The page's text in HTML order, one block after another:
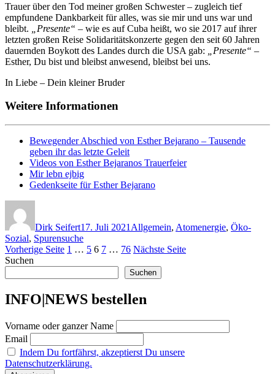
Trauer über den Tod meiner großen Schwester – zugleich tief
empfundene Dankbarkeit für alles, was sie mir und uns war und
bleibt.
„Presente“ – wie es auf Cuba heißt, wo sie 2017 auf ihrer
letzten großen Reise Solidaritätskonzerte gegen den seit 60 Jahren
dauernden Boykott des Landes durch die USA gab:
„Presente“ –
Esther, Du bist und bleibst anwesend, bleibst bei uns.
In Liebe – Dein kleiner Bruder
Weitere Informationen
Bewegender Abschied von Esther Bejarano – Tausende
geben ihr das letzte Geleit
Videos von Esther Bejaranos Trauerfeier
Mir lebn ejbig
Gedenkseite für Esther Bejarano
Dirk Seifert17. Juli 2021 Allgemein, Atomenergie, Öko-
Sozial, Spurensuche
Seitennummerierung
der
Beiträge
Vorherige Seite Seite
1 … Seite
5 Seite
6 Seite
7 … Seite
76 Nächste Seite
Suchen
Suchen
INFO|NEWS bestellen
Vorname oder ganzer Name
Email
Indem Du fortfährst, akzeptierst Du unsere
Datenschutzerklärung.